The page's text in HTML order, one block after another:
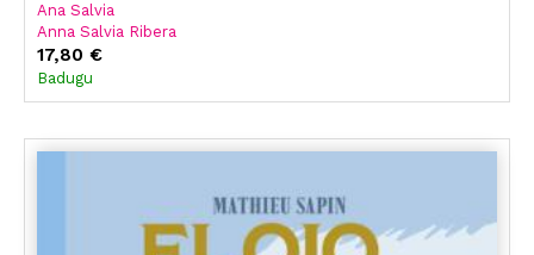
Ana Salvia
Anna Salvia Ribera
17,80 €
Badugu